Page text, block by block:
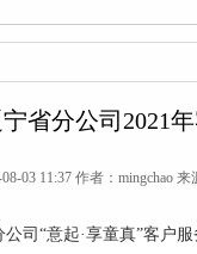
省分公司2021
03 11:37 作者：mingchao
“意起·享童真”客户服